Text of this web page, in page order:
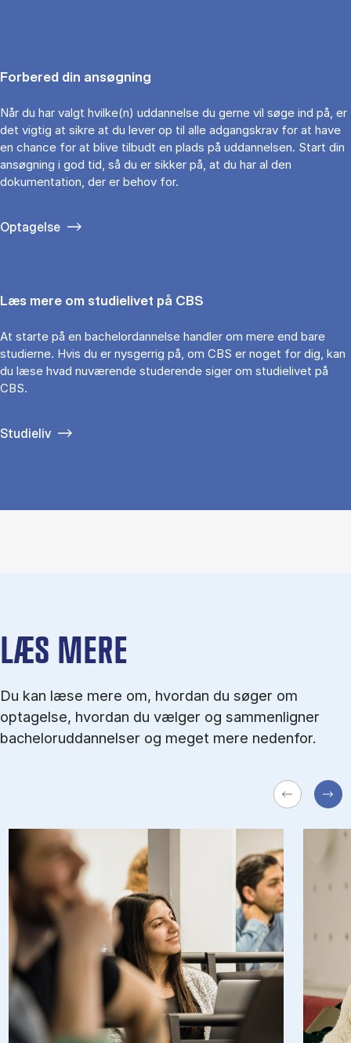
Forbered din ansøgning
Når du har valgt hvilke(n) uddannelse du gerne vil søge ind på, er
det vigtig at sikre at du lever op til alle adgangskrav for at have
en chance for at blive tilbudt en plads på uddannelsen. Start din
ansøgning i god tid, så du er sikker på, at du har al den
dokumentation, der er behov for.
Optagelse
Læs mere om studielivet på CBS
At starte på en bachelordannelse handler om mere end bare
studierne. Hvis du er nysgerrig på, om CBS er noget for dig, kan
du læse hvad nuværende studerende siger om studielivet på
CBS.
Studieliv
LÆS MERE
Du kan læse mere om, hvordan du søger om
optagelse, hvordan du vælger og sammenligner
bacheloruddannelser og meget mere nedenfor.